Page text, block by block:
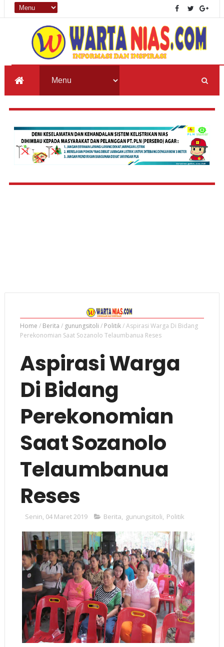
Home / Berita / gunungsitoli / Politik/Aspirasi Warga Di Bidang
Perekonomian Saat Sozanolo Telaumbanua Reses
Aspirasi Warga
Di Bidang
Perekonomian
Saat Sozanolo
Telaumbanua
Reses
Senin, 04 Maret 2019 Berita, gunungsitoli, Politik